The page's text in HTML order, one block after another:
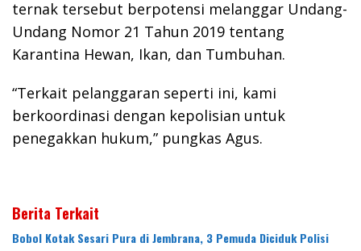
ternak tersebut berpotensi melanggar Undang-
Undang Nomor 21 Tahun 2019 tentang
Karantina Hewan, Ikan, dan Tumbuhan.
“Terkait pelanggaran seperti ini, kami
berkoordinasi dengan kepolisian untuk
penegakkan hukum,” pungkas Agus.
Berita Terkait
Bobol Kotak Sesari Pura di Jembrana, 3 Pemuda Diciduk Polisi